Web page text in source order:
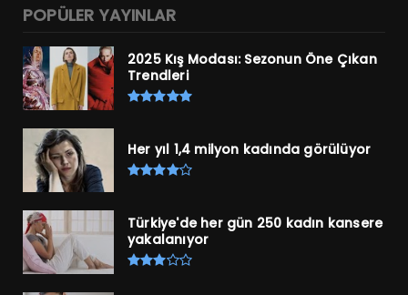
POPÜLER YAYINLAR
2025 Kış Modası: Sezonun Öne Çıkan
Trendleri
Her yıl 1,4 milyon kadında görülüyor
Türkiye'de her gün 250 kadın kansere
yakalanıyor